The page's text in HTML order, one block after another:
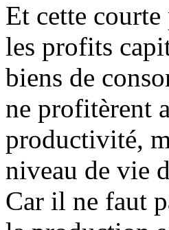
Et cette
les profits
biens de
ne profitèrent
productivité,
niveau de vie
Car il ne faut